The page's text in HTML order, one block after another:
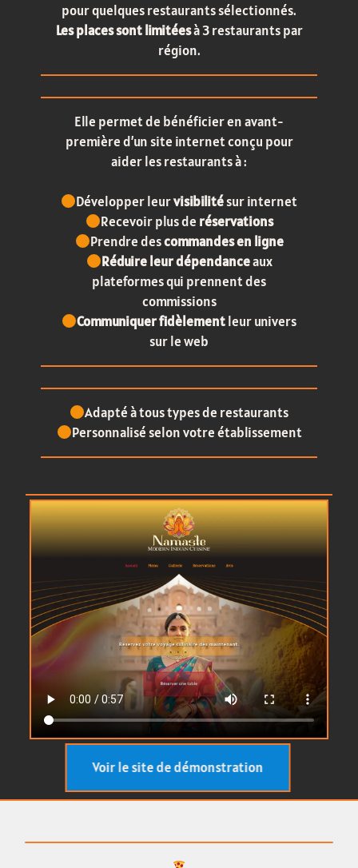
Voir le site de démonstration
pour quelques restaurants sélectionnés.
Les places sont limitéesà 3 restaurants par
région.
Elle permet de bénéficier en avant-
première d’un site internet conçu pour
aider les restaurants à :
Développer leurvisibilitésur internet
Recevoir plus de réservations
Prendre descommandes en ligne
Réduire leur dépendanceaux
plateformes qui prennent des
commissions
Communiquer fidèlementleur univers
sur le web
Adapté à tous types de restaurants
Personnalisé selon votre établissement